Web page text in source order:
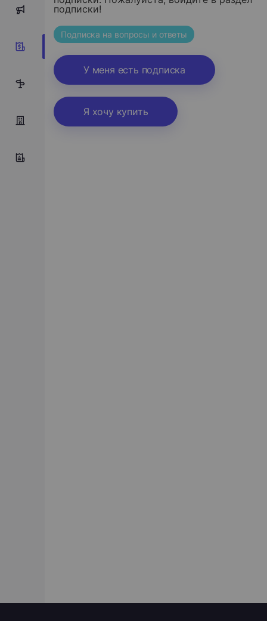
5
подписки!
Подписка на вопросы и ответы
У меня есть подписка
Я хочу купить